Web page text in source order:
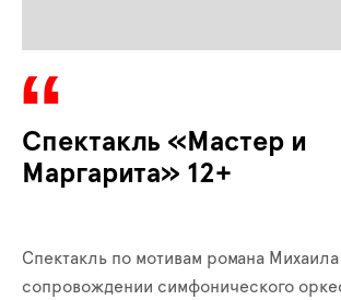
Спектакль «‎Мастер и
Маргарита»‎ 12+
Спектакль по мотивам романа Михаила
сопровождении симфонического